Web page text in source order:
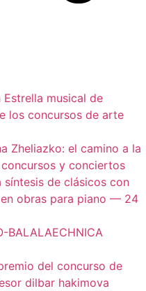
musical de
los concursos de arte
Zheliazko: el camino a la
y conciertos
de clásicos con
obras para piano — 24
BALALAECHNICA
del concurso de
dilbar hakimova